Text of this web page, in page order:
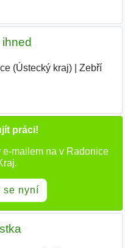
(Ústecký kraj)|
Zebří
práci!
mailem na v Radonice
se nyní